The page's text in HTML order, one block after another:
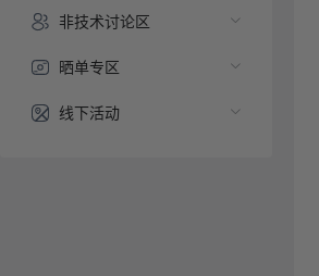
非技术讨论区
晒单专区
线下活动